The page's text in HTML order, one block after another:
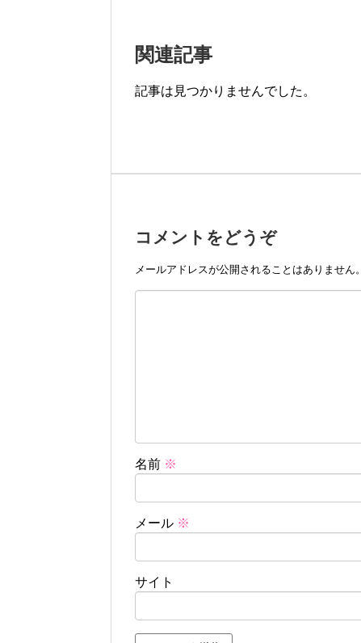
関連記事
記事は見つかりませんでした。
コメントをどうぞ
メールアドレスが公開されることはありません。
名前 ※
メール ※
サイト